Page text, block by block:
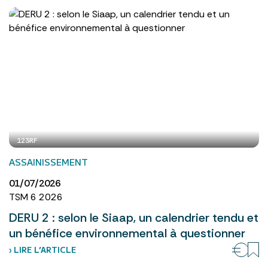
123RF
ASSAINISSEMENT
01/07/2026
TSM 6 2026
DERU 2 : selon le Siaap, un calendrier tendu et
un bénéfice environnemental à questionner
› LIRE L’ARTICLE